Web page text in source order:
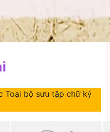
Toại bộ sưu tập chữ ký